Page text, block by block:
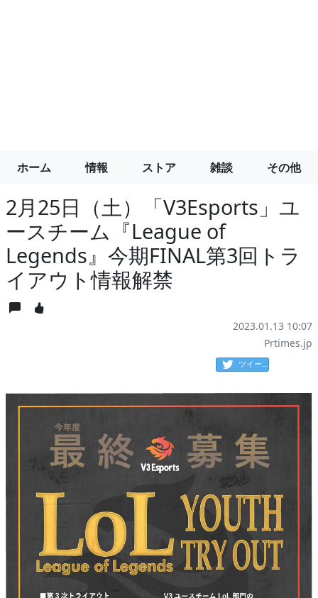
ホーム 情報 ストア 雑談 その他
2月25日（土）「V3Esports」ユ
ースチーム『League of
Legends』今期FINAL第3回トラ
イアウト情報解禁
2023.01.13 10:07
Prtimes.jp
ツイート